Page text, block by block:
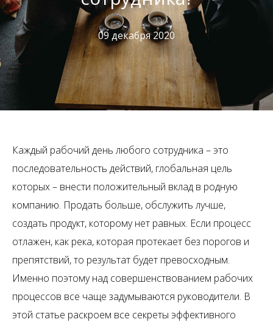
09 декабря 2020
Каждый рабочий день любого сотрудника – это
последовательность действий, глобальная цель
которых – внести положительный вклад в родную
компанию. Продать больше, обслужить лучше,
создать продукт, которому нет равных. Если процесс
отлажен, как река, которая протекает без порогов и
препятствий, то результат будет превосходным.
Именно поэтому над совершенствованием рабочих
процессов все чаще задумываются руководители. В
этой статье раскроем все секреты эффективного